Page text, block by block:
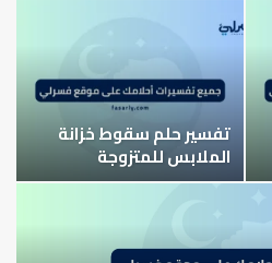
تفسير حلم سقوط خزانة
الملابس للمتزوجة